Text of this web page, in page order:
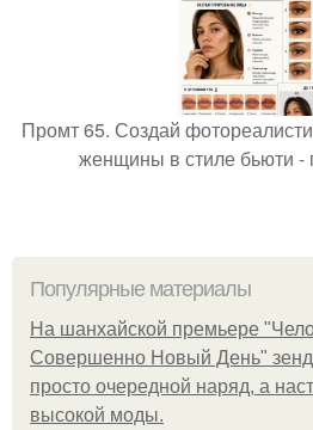
Промт 65. Создай
женщины в стиле бьюти -
Популярные материалы
На шанхайской премьере
Совершенно Новый День"
просто очередной наряд, а
высокой моды.